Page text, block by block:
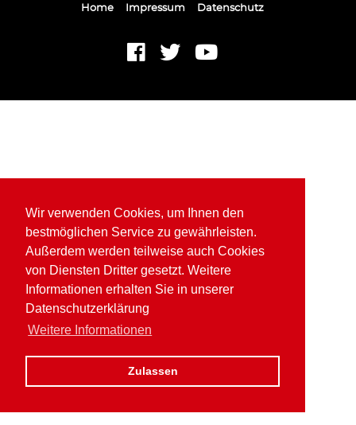
Wir verwenden Cookies, um Ihnen den
bestmöglichen Service zu gewährleisten.
Außerdem werden teilweise auch Cookies
von Diensten Dritter gesetzt. Weitere
Informationen erhalten Sie in unserer
Datenschutzerklärung
Weitere Informationen
Zulassen
Home Impressum Datenschutz